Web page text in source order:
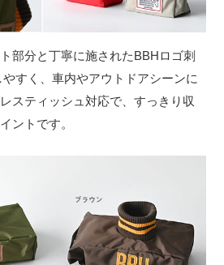
部分と丁寧に施されたBBHロゴ刺
すく、車内やアウトドアシーンに
スティッシュ対応で、すっきり収
ントです。